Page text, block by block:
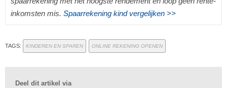
inkomsten mis. Spaarrekening kind vergelijken >>
TAGS: KINDEREN EN SPAREN ONLINE REKENING OPENEN
Deel dit artikel via